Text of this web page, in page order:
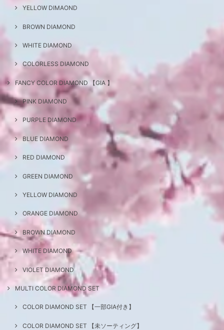
YELLOW DIMAOND
BROWN DIAMOND
WHITE DIAMOND
COLORLESS DIAMOND
FANCY COLOR DIAMOND 【GIA 】
PINK DIAMOND
PURPLE DIAMOND
BLUE DIAMOND
RED DIAMOND
GREEN DIAMOND
YELLOW DIAMOND
ORANGE DIAMOND
BROWN DIAMOND
WHITE DIAMOND
VIOLET DIAMOND
MULTI COLOR DIAMOND SET
COLOR DIAMOND SET 【一部GIA付き】
COLOR DIAMOND SET 【未ソーティング】